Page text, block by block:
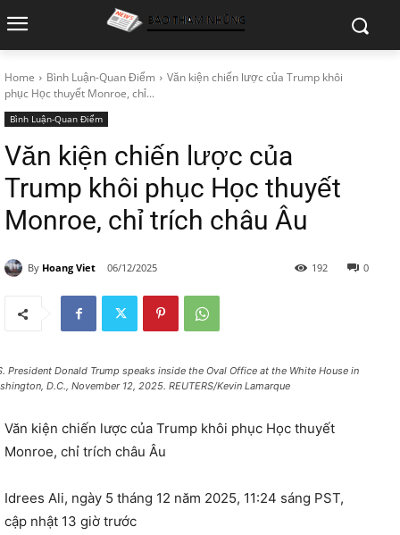
Home Bình Luận-Quan Điểm
Văn kiện chiến lược của Trump khôi
phục Học thuyết Monroe, chỉ...
Bình Luận-Quan Điểm
Văn kiện chiến lược của
Trump khôi phục Học thuyết
Monroe, chỉ trích châu Âu
By Hoang Viet 06/12/2025 0
192
President Donald Trump speaks inside the Oval Office at the White House in
D.C., November 12, 2025. REUTERS/Kevin Lamarque
Văn kiện chiến lược của Trump khôi phục Học thuyết
Monroe, chỉ trích châu Âu
Idrees Ali, ngày 5 tháng 12 năm 2025, 11:24 sáng PST,
cập nhật 13 giờ trước